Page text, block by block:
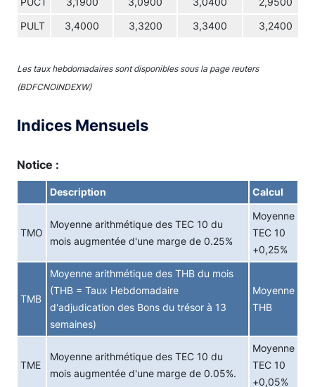
PULT 3,4000 3,3200 3,3400 3,2400
Les taux hebdomadaires sont disponibles sous la page reuters
(BDFCNOINDEXW)
Indices Mensuels
Notice :
Description Calcul
TMO
Moyenne arithmétique des TEC 10 du
mois augmentée d'une marge de 0.25%
Moyenne
TEC 10
+0,25%
TMB
Moyenne arithmétique des THB du mois
(THB = Taux Hebdomadaire
d'adjudication des Bons du trésor à 13
semaines)
Moyenne
THB
TME
Moyenne arithmétique des TEC 10 du
mois augmentée d'une marge de 0.05%.
Moyenne
TEC 10
+0,05%